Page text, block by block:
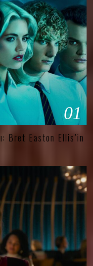
01
Bret Easton Ellis’in